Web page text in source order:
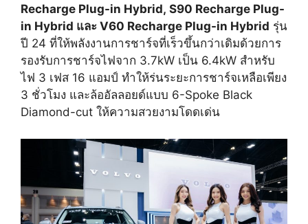
Recharge Plug-in Hybrid, S90 Recharge Plug-
in Hybrid และ V60 Recharge Plug-in Hybrid รุ่น
ปี 24 ที่ให้พลังงานการชาร์จที่เร็วขึ้นกว่าเดิมด้วยการ
รองรับการชาร์จไฟจาก 3.7kW เป็น 6.4kW สำหรับ
ไฟ 3 เฟส 16 แอมป์ ทำให้ร่นระยะการชาร์จเหลือเพียง
3 ชั่วโมง และล้ออัลลอยด์แบบ 6-Spoke Black
Diamond-cut ให้ความสวยงามโดดเด่น